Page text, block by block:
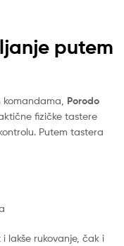
putem
Porodo
fizičke tastere
Putem tastera
lakše rukovanje, čak i